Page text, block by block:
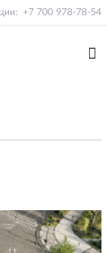
+7 700 978-78-54